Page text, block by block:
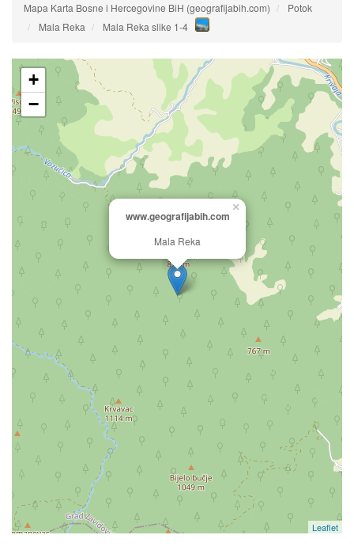
Mapa Karta Bosne i Hercegovine BiH (geografijabih.com)
Potok
Mala Reka
Mala Reka slike 1-4
www.geografijabih.com
Mala Reka
×
+
−
Leaflet